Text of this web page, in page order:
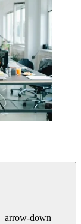
arrow-down